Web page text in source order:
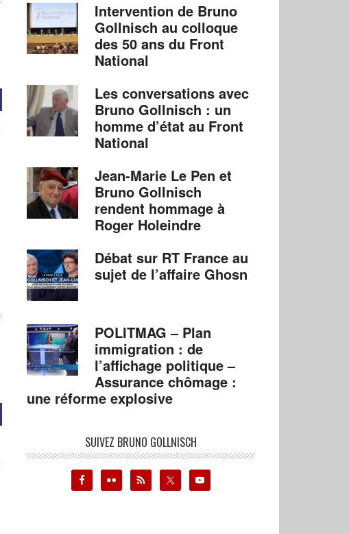
Intervention de Bruno
Gollnisch au colloque
des 50 ans du Front
National
Les conversations avec
Bruno Gollnisch : un
homme d’état au Front
National
Jean-Marie Le Pen et
Bruno Gollnisch
rendent hommage à
Roger Holeindre
Débat sur RT France au
sujet de l’affaire Ghosn
POLITMAG – Plan
immigration : de
l’affichage politique –
Assurance chômage :
une réforme explosive
SUIVEZ BRUNO GOLLNISCH